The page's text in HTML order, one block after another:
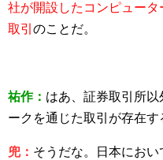
社が開設したコンピュー
取引 のことだ。
祐作： はあ、証券取引所
ークを通じた取引が存在す
兜： そうだな。日本にお